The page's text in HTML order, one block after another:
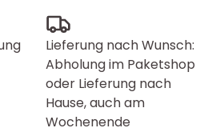
Lieferung nach Wunsch:
Abholung im Paketshop
oder Lieferung nach
Hause, auch am
Wochenende